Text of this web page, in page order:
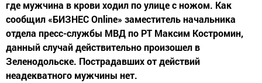
где мужчина в крови ходил по улице с ножом. Как
сообщил «БИЗНЕС Online» заместитель начальника
отдела пресс-службы МВД по РТ Максим Костромин,
данный случай действительно произошел в
Зеленодольске. Пострадавших от действий
неадекватного мужчины нет.